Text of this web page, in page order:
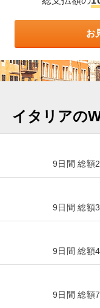
お
イタリアの
9日間 総額
9日間 総額
9日間 総額
9日間 総額